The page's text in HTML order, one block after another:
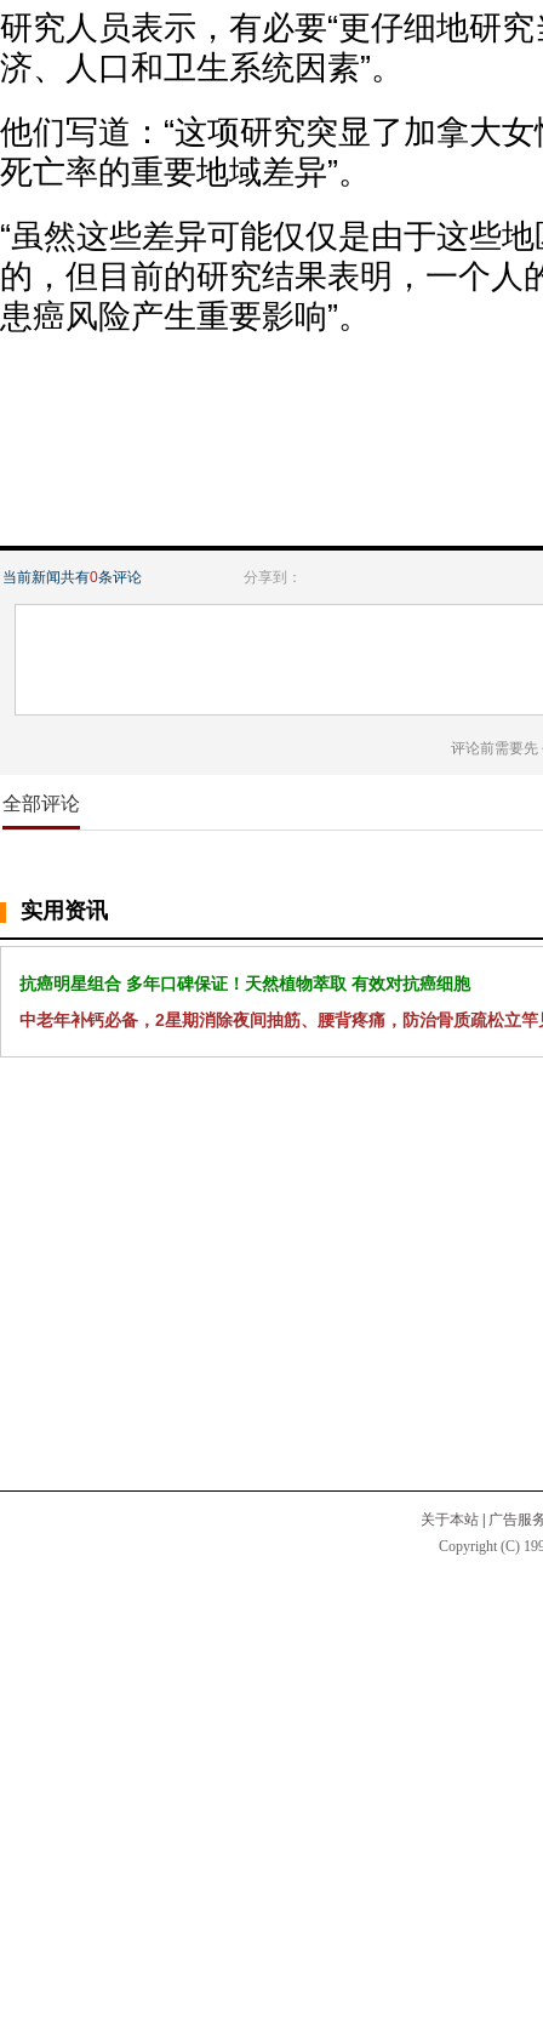
研究人员表示，有必要“更仔细地研
济、人口和卫生系统因素”。
他们写道：“这项研究突显了加拿大
死亡率的重要地域差异”。
“虽然这些差异可能仅仅是由于这些
的，但目前的研究结果表明，一个人
患癌风险产生重要影响”。
当前新闻共有0条评论 分享到：
评论前需要先
全部评论
实用资讯
抗癌明星组合 多年口碑保证！天然植物萃取 有效对抗癌细胞
中老年补钙必备，2星期消除夜间抽筋、腰背疼痛，防治骨质疏松立竿
关于本站
广告服
Copyright (C)